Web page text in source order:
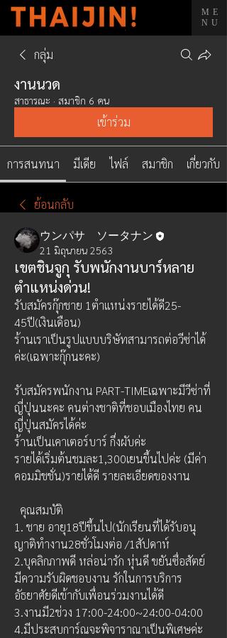
ME
NU
กลุ่ม
งานนวด
สาธารณะ · สมาชิก 6 คน
เข้าร่วม
การสนทนา มีเดีย ไฟล์ สมาชิก เกี่ยวกับ
ย้อนกลับ
ウンパサ ソータナン
21 มิถุนายน 2563
เขตชินจูกุ รับพนักงานบาร์หลาย
ตำแหน่งด่วน!
รับสมัครกุ๊กชาย 1ตำแหน่งรายได้ดี25-
45ปี(เงินเดือน)
ร้านเราเป็นรูปแบบบริษัทสามารถต่อวีซ่าได้
ค่ะ(เฉพาะกุ๊กนะคะ)
รับสมัครพนักงาน PART-TIMEเฉพาะมีวีซ่าที่
ญี่ปุ่นนะคะ คนต่างชาติที่ชอบเมืองไทย คน
ญี่ปุ่นสมัครได้ค่ะ
ร้านเป็นเคาเตอร์บาร์ กึ่งผับค่ะ
รายได้เริ่มต้นชมละ1,300เยนขึ้นไปค่ะ (มีค่า
คอมมิชชั่น)รายได้ดี รายละเอียดของงาน
  คุณสมบัติ
1. ชาย อายุ18ปีขึ้นไป(นักเรียนที่ได้รับอนุ
ญาติทำงาน28ชั่วโมงต่อ /1สัปดาห์
2.บุคลิกภาพดี หล่อน่ารัก หุ่นดี ขยันซื่อสัตย์
มีความรับผิดชอบงาน รักในการบริการ
อัธยาศัยดีเข้ากับเพื่อนร่วมงานได้ดี
3.งานมี2ช่วง 17:00-24:00~24:00-04:00
4.มีประสบการ์ณจะพิจาราณาเป็นพิเศษค่ะ